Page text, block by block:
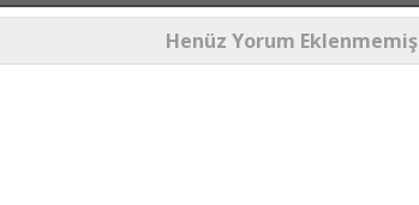
Henüz Yorum Eklenmemiş